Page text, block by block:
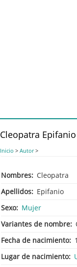
Cleopatra Epifanio
Inicio > Autor>
Nombres
Cleopatra
Apellidos
Epifanio
Sexo
Mujer
Variantes de nombre
Fecha de nacimiento
Lugar de nacimiento